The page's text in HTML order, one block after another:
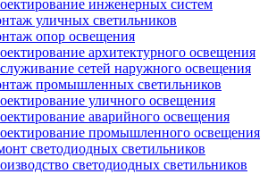
инженерных систем
уличных светильников
опор освещения
архитектурного освещения
сетей наружного освещения
промышленных светильников
уличного освещения
аварийного освещения
промышленного освещения
светодиодных светильников
светодиодных светильников